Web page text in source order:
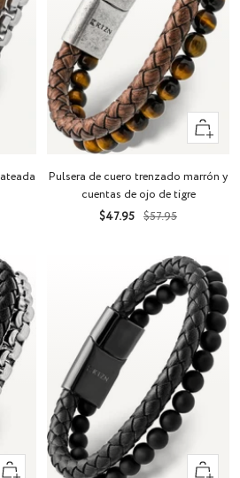
Vista
rápida
Pulsera de cuero trenzado marrón y
cuentas de ojo de tigre
Precio
$47.95 Precio
$57.95
Vista Vista